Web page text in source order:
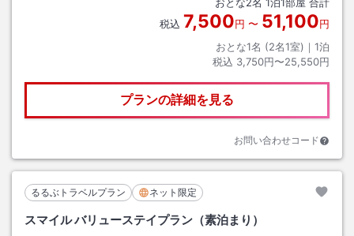
税込 7,500円 〜 51,100円
おとな1名 (2名1室)｜ 1泊
税込 3,750円〜25,550円
プランの詳細を見る
お問い合わせコード
るるぶトラベルプラン ネット限定
スマイル バリューステイプラン（素泊まり）